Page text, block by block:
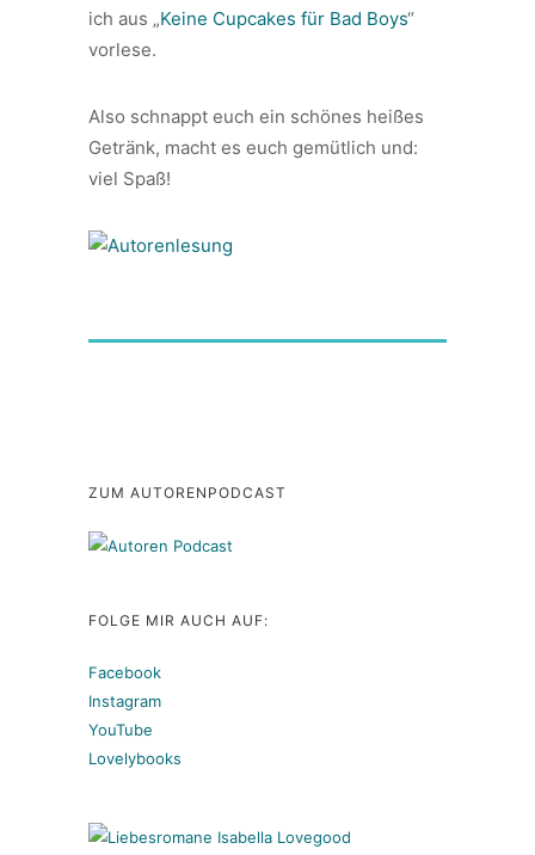
ich aus „Keine Cupcakes für Bad Boys“
vorlese.
Also schnappt euch ein schönes heißes
Getränk, macht es euch gemütlich und:
viel Spaß!
ZUM AUTORENPODCAST
FOLGE MIR AUCH AUF:
Facebook
Instagram
YouTube
Lovelybooks